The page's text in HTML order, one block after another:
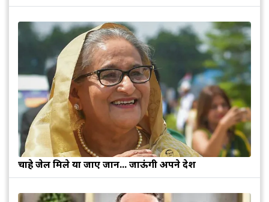
चाहे जेल मिले या जाए जान... जाऊंगी अपने देश